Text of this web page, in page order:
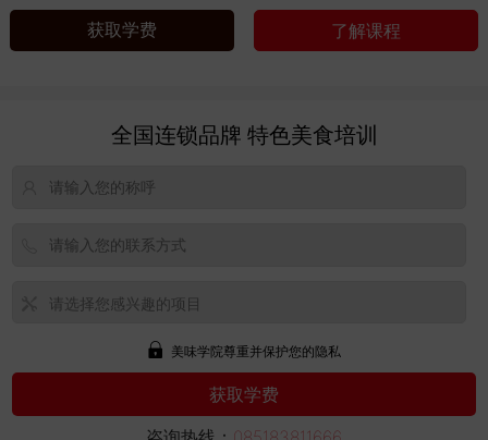
获取学费 了解课程
全国连锁品牌 特色美食培训
美味学院尊重并保护您的隐私